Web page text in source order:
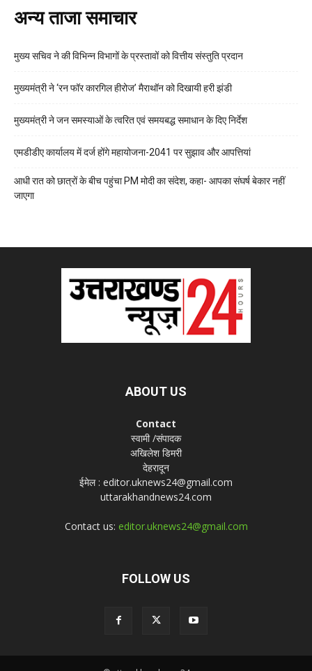
अन्य ताजा समाचार
मुख्य सचिव ने की विभिन्न विभागों के प्रस्तावों को वित्तीय संस्तुति प्रदान
मुख्यमंत्री ने ‘रन फॉर कारगिल हीरोज’ मैराथॉन को दिखायी हरी झंडी
मुख्यमंत्री ने जन समस्याओं के त्वरित एवं समयबद्ध समाधान के दिए निर्देश
एमडीडीए कार्यालय में दर्ज होंगे महायोजना-2041 पर सुझाव और आपत्तियां
आधी रात को छात्रों के बीच पहुंचा PM मोदी का संदेश, कहा- आपका संघर्ष बेकार नहीं
जाएगा
ABOUT US
Contact
स्वामी /संपादक
अखिलेश डिमरी
देहरादून
ईमेल : editor.uknews24@gmail.com
uttarakhandnews24.com
Contact us: editor.uknews24@gmail.com
FOLLOW US